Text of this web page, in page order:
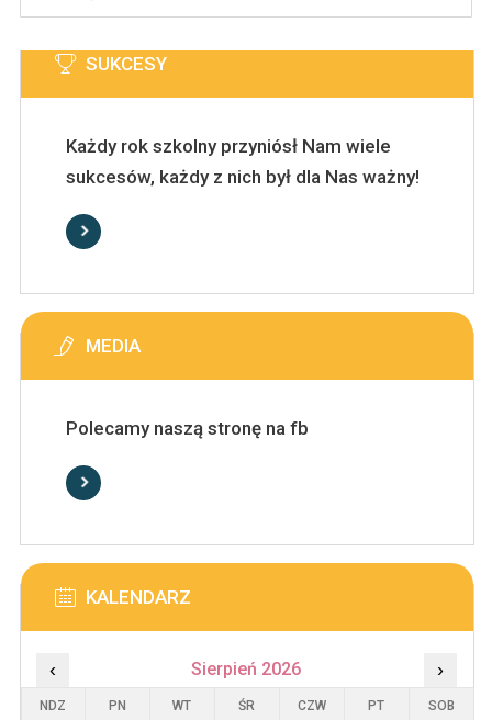
SUKCESY
Każdy rok szkolny przyniósł Nam wiele
sukcesów, każdy z nich był dla Nas ważny!
MEDIA
Polecamy naszą stronę na fb
KALENDARZ
‹ Sierpień 2026 ›
NDZ PN WT ŚR CZW PT SOB